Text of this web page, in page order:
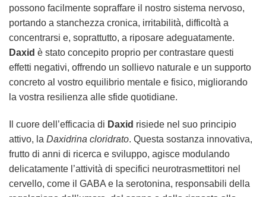
possono facilmente sopraffare il nostro sistema nervoso,
portando a stanchezza cronica, irritabilità, difficoltà a
concentrarsi e, soprattutto, a riposare adeguatamente.
Daxid è stato concepito proprio per contrastare questi
effetti negativi, offrendo un sollievo naturale e un supporto
concreto al vostro equilibrio mentale e fisico, migliorando
la vostra resilienza alle sfide quotidiane.
Il cuore dell’efficacia di Daxid risiede nel suo principio
attivo, la Daxidrina cloridrato. Questa sostanza innovativa,
frutto di anni di ricerca e sviluppo, agisce modulando
delicatamente l’attività di specifici neurotrasmettitori nel
cervello, come il GABA e la serotonina, responsabili della